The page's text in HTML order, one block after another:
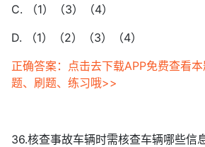
C. （1）（3）（4）
D. （1）（2）（3）（4）
正确答案：点击去下载APP免费查看
题、刷题、练习哦>>
36.核查事故车辆时需核查车辆哪些信